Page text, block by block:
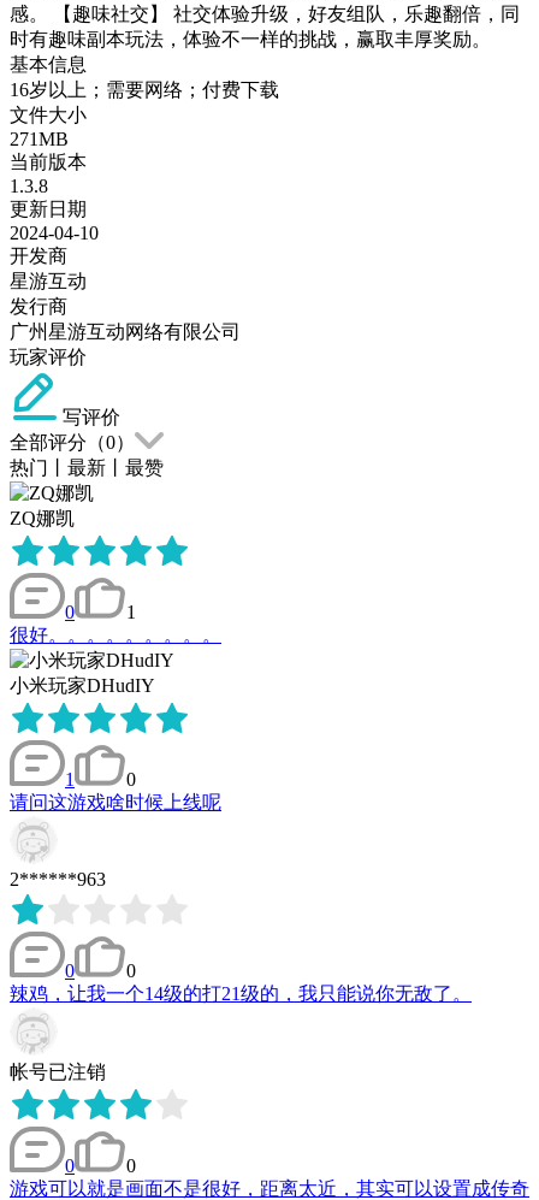
感。 【趣味社交】 社交体验升级，好友组队，乐趣翻倍，同
时有趣味副本玩法，体验不一样的挑战，赢取丰厚奖励。
基本信息
16岁以上；需要网络；付费下载
文件大小
271MB
当前版本
1.3.8
更新日期
2024-04-10
开发商
星游互动
发行商
广州星游互动网络有限公司
玩家评价
写评价
全部评分（0）
热门
最新 最赞
ZQ娜凯
0
1
很好。。。。。。。。。
小米玩家DHudIY
1
0
请问这游戏啥时候上线呢
2******963
0
0
辣鸡，让我一个14级的打21级的，我只能说你无敌了。
帐号已注销
0
0
游戏可以就是画面不是很好，距离太近，其实可以设置成传奇